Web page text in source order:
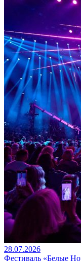
28.07.2026
Фестиваль «Белые